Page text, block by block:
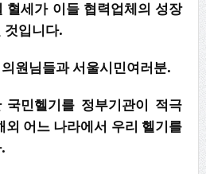
혈세가 이들 협력업체의 성장
것입니다.
원님들과 서울시민여러분.
국민헬기를 정부기관이 적극
외 어느 나라에서 우리 헬기를